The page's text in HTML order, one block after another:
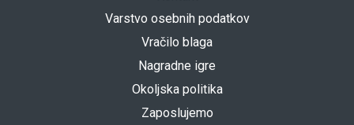
Varstvo osebnih podatkov
Vračilo blaga
Nagradne igre
Okoljska politika
Zaposlujemo